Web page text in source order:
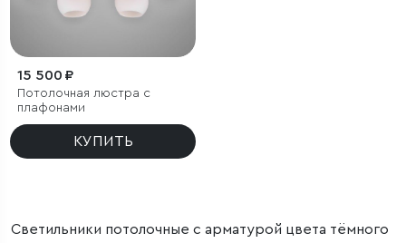
15 500 ₽
Потолочная люстра с
плафонами
КУПИТЬ
Светильники потолочные с арматурой цвета тёмного